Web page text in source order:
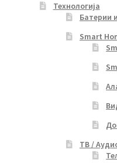
Технологија
Батерии
Smart
ТВ /